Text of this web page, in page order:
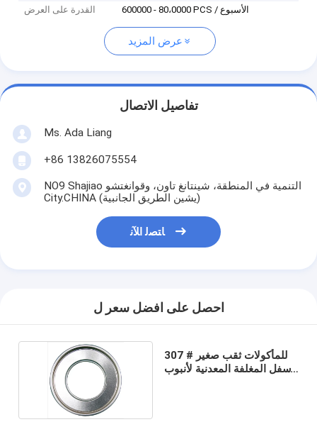
القدرة على العرض
600000 - 80،0000 PCS / الأسبوع
عرض المزيد
تفاصيل الاتصال
Ms. Ada Liang
+86 13826075554
NO9 Shajiao التنمية في المنطقة، شينتانغ تاون، وقوانغتشو
City.CHINA (يشين الطريق الجانبية)
ﺎﺘﺼﻟ ﺍﻶﻧ
احصل على افضل سعر ل
307 # للمأكولات ثقب صغير
أسفل المغلفة المعدنية لأنبوب